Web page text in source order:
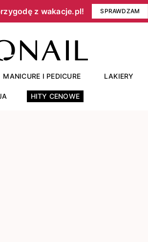
z wakacje.pl!​ SPRAWDZAM
MANICURE I PEDICURE LAKIERY
HITY CENOWE